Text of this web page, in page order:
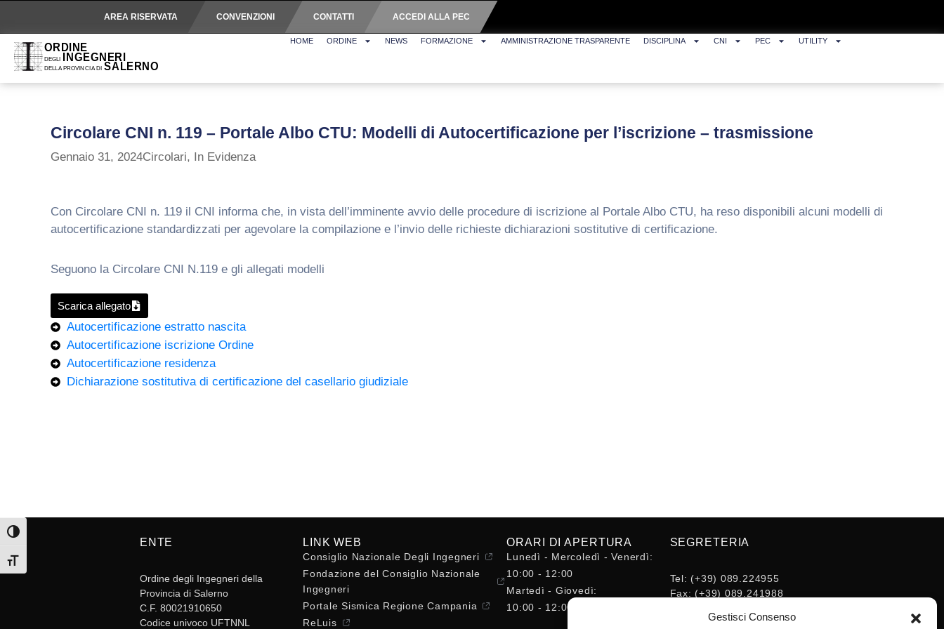
Gestisci Consenso
AREA RISERVATA CONVENZIONI CONTATTI ACCEDI ALLA PEC
HOME ORDINE NEWS FORMAZIONE AMMINISTRAZIONE TRASPARENTE DISCIPLINA CNI PEC UTILITY
Circolare CNI n. 119 – Portale Albo CTU: Modelli di Autocertificazione per l’iscrizione – trasmissione
Gennaio 31, 2024Circolari, In Evidenza
Con Circolare CNI n. 119 il CNI informa che, in vista dell’imminente avvio delle procedure di iscrizione al Portale Albo CTU, ha reso disponibili alcuni modelli di
autocertificazione standardizzati per agevolare la compilazione e l’invio delle richieste dichiarazioni sostitutive di certificazione.
Seguono la Circolare CNI N.119 e gli allegati modelli
Scarica allegato
Autocertificazione estratto nascita
Autocertificazione iscrizione Ordine
Autocertificazione residenza
Dichiarazione sostitutiva di certificazione del casellario giudiziale
Attiva/disattiva alto contrasto
Attiva/disattiva dimensione testo
ENTE
Ordine degli Ingegneri della
Provincia di Salerno
C.F. 80021910650
Codice univoco UFTNNL
LINK WEB
Consiglio Nazionale Degli Ingegneri
Fondazione del Consiglio Nazionale
Ingegneri
Portale Sismica Regione Campania
ReLuis
ORARI DI APERTURA
Lunedì - Mercoledì - Venerdì:
10:00 - 12:00
Martedì - Giovedì:
10:00 - 12:00 / 14:30 - 16:30
SEGRETERIA
Tel: (+39) 089.224955
Fax: (+39) 089.241988
segreteria@ordineingsa.it